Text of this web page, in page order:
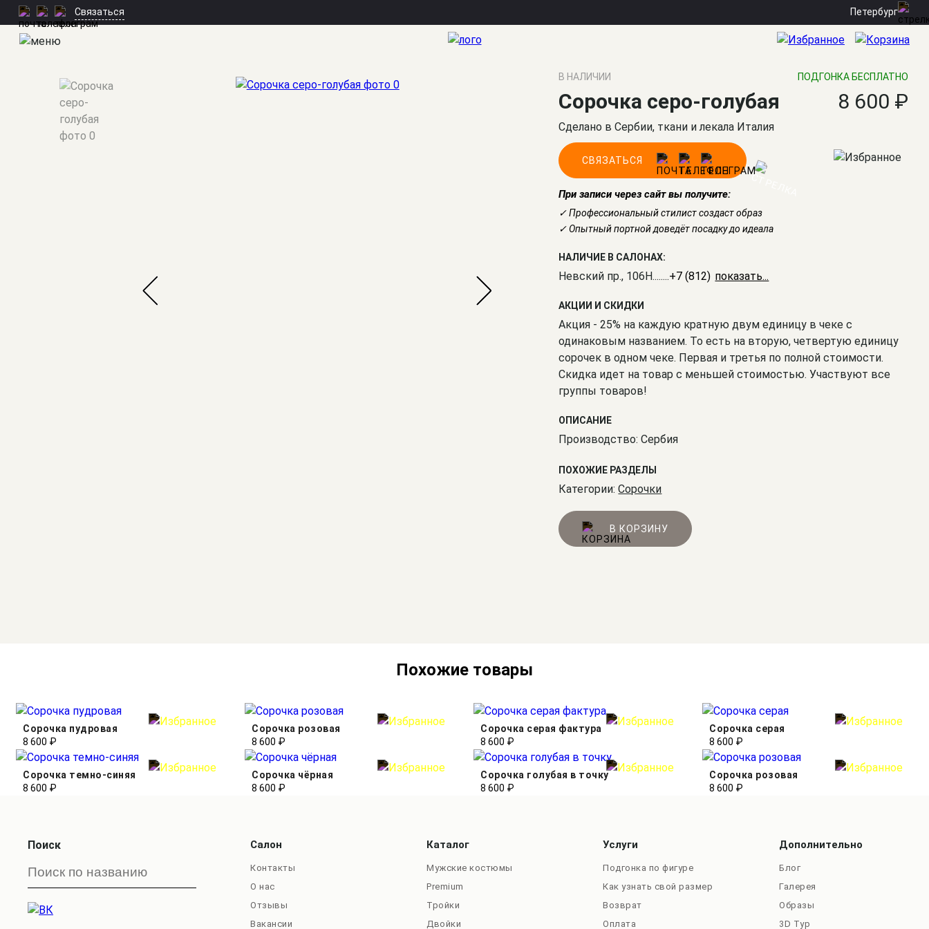
Связаться Петербург
Мужские костюмы
В НАЛИЧИИ ПОДГОНКА БЕСПЛАТНО
Сорочка серо-голубая 8 600 ₽
Сделано в Сербии, ткани и лекала Италия
СВЯЗАТЬСЯ
При записи через сайт вы получите:
✓ Профессиональный стилист создаст образ
✓ Опытный портной доведёт посадку до идеала
НАЛИЧИЕ В САЛОНАХ:
Невский пр., 106Н........+7 (812) 309-16-55
АКЦИИ И СКИДКИ
Акция - 25% на каждую кратную двум единицу в чеке с
одинаковым названием. То есть на вторую, четвертую единицу
сорочек в одном чеке. Первая и третья по полной стоимости.
Скидка идет на товар с меньшей стоимостью. Участвуют все
группы товаров!
ОПИСАНИЕ
Производство: Сербия
ПОХОЖИЕ РАЗДЕЛЫ
Категории:Сорочки
В КОРЗИНУ
Похожие товары
Сорочка пудровая
8 600 ₽
Сорочка розовая
8 600 ₽
Сорочка серая фактура
8 600 ₽
Сорочка серая
8 600 ₽
Сорочка темно-синяя
8 600 ₽
Сорочка чёрная
8 600 ₽
Сорочка голубая в точку
8 600 ₽
Сорочка розовая
8 600 ₽
Поиск Салон
Контакты
О нас
Отзывы
Вакансии
Каталог
Мужские костюмы
Premium
Тройки
Двойки
Услуги
Подгонка по фигуре
Как узнать свой размер
Возврат
Оплата
Дополнительно
Блог
Галерея
Образы
3D Тур